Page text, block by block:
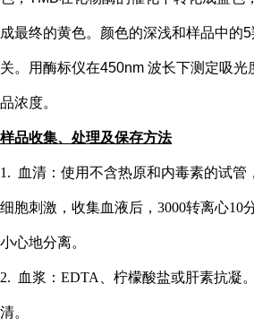
成最终的黄色。颜色的深浅和样品中的5
关。用酶标仪在450nm 波长下测定吸光
品浓度。
样品收集、处理及保存方法
1. 血清：使用不含热原和内毒素的试管
细胞刺激，收集血液后，3000转离心10
小心地分离。
2. 血浆：EDTA、柠檬酸盐或肝素抗凝
清。